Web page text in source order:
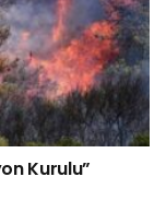
Kurulu”